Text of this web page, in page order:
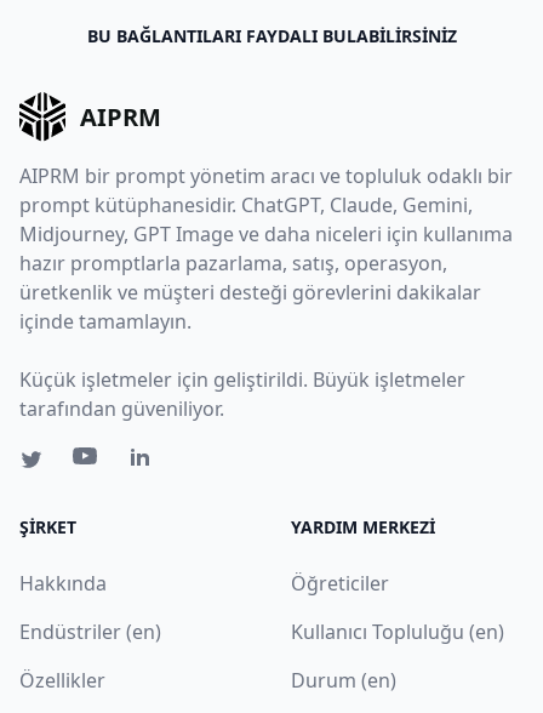
BU BAĞLANTILARI FAYDALI BULABILIRSINIZ
AIPRM
AIPRM bir prompt yönetim aracı ve topluluk odaklı bir
prompt kütüphanesidir. ChatGPT, Claude, Gemini,
Midjourney, GPT Image ve daha niceleri için kullanıma
hazır promptlarla pazarlama, satış, operasyon,
üretkenlik ve müşteri desteği görevlerini dakikalar
içinde tamamlayın.
Küçük işletmeler için geliştirildi. Büyük işletmeler
tarafından güveniliyor.
ŞIRKET
Hakkında
Endüstriler (en)
Özellikler
YARDIM MERKEZI
Öğreticiler
Kullanıcı Topluluğu (en)
Durum (en)